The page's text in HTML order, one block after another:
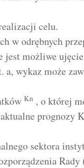
celu.
w odrębnych
jest możliwe
wykaz może
Kn , o której
prognozy
sektora